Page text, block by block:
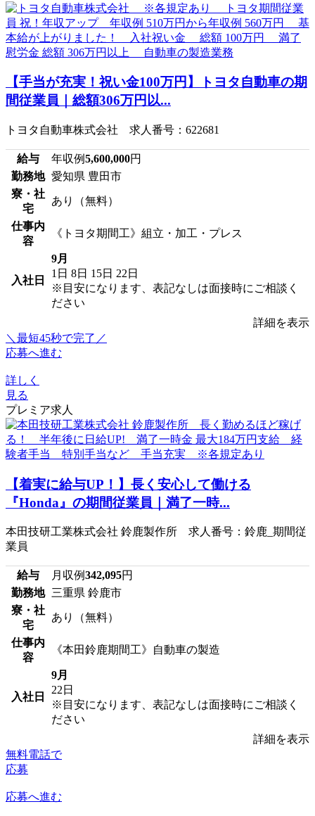
【手当が充実！祝い金100万円】トヨタ自動車の期
間従業員｜総額306万円以...
トヨタ自動車株式会社 求人番号：622681
給与 年収例5,600,000円
勤務地 愛知県 豊田市
寮・社
宅
あり（無料）
仕事内
容
《トヨタ期間工》組立・加工・プレス
入社日
9月
1日 8日 15日 22日
※目安になります、表記なしは面接時にご相談く
ださい
詳細を表示
＼最短45秒で完了／
応募へ進む
詳しく
見る
プレミア求人
【着実に給与UP！】長く安心して働ける
『Honda』の期間従業員｜満了一時...
本田技研工業株式会社 鈴鹿製作所 求人番号：鈴鹿_期間従
業員
給与 月収例342,095円
勤務地 三重県 鈴鹿市
寮・社
宅
あり（無料）
仕事内
容
《本田鈴鹿期間工》自動車の製造
入社日
9月
22日
※目安になります、表記なしは面接時にご相談く
ださい
詳細を表示
無料電話で
応募
応募へ進む